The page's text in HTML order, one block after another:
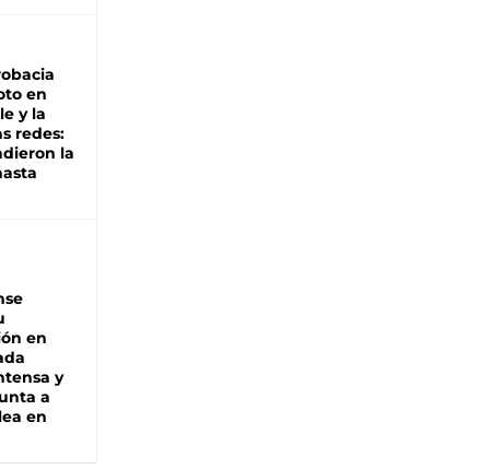
en
y la
redes:
la
en
y
a
en